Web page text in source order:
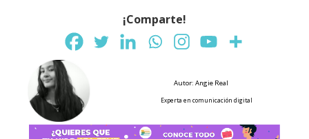
¡Comparte!
Autor: Angie Real
Experta en comunicación digital